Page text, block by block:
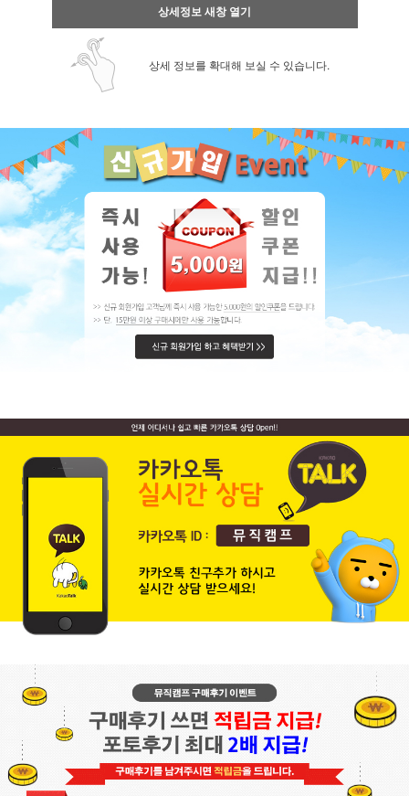
상세정보 새창 열기
상세 정보를 확대해 보실 수 있습니다.